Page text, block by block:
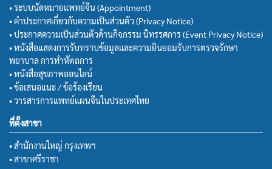
• ระบบนัดหมายแพทย์จีน (Appointment)
• คำประกาศเกี่ยวกับความเป็นส่วนตัว (Privacy Notice)
• ประกาศความเป็นส่วนตัวด้านกิจกรรม นิทรรศการ (Event Privacy Notice)
• หนังสือแสดงการรับทราบข้อมูลและความยินยอมรับการตรวจรักษา
พยาบาล การทำหัตถการ
• หนังสือสุขภาพออนไลน์
• ข้อเสนอแนะ / ข้อร้องเรียน
• วารสารการแพทย์แผนจีนในประเทศไทย
ที่ตั้งสาขา
• สำนักงานใหญ่ กรุงเทพฯ
• สาขาศรีราชา